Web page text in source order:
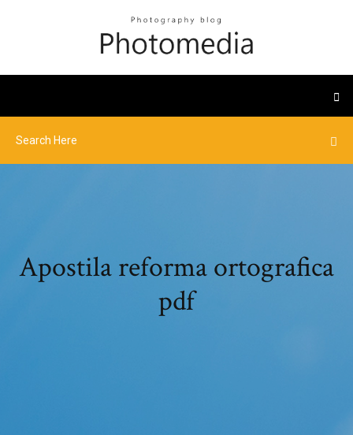
Apostila reforma ortografica
pdf